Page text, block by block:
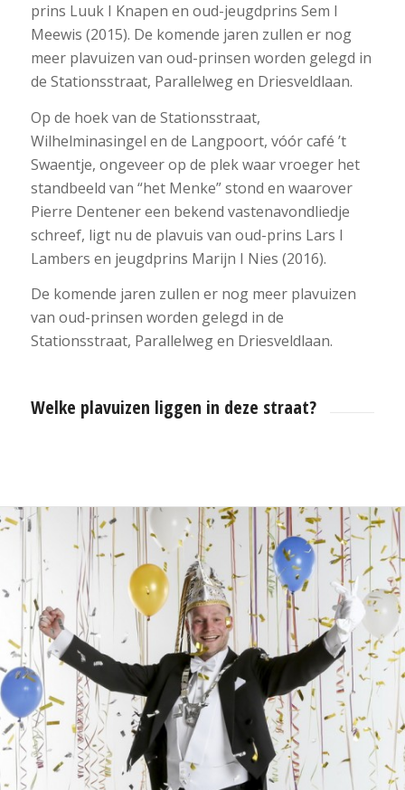
prins Luuk I Knapen en oud-jeugdprins Sem I
Meewis (2015). De komende jaren zullen er nog
meer plavuizen van oud-prinsen worden gelegd in
de Stationsstraat, Parallelweg en Driesveldlaan.
Op de hoek van de Stationsstraat,
Wilhelminasingel en de Langpoort, vóór café ’t
Swaentje, ongeveer op de plek waar vroeger het
standbeeld van “het Menke” stond en waarover
Pierre Dentener een bekend vastenavondliedje
schreef, ligt nu de plavuis van oud-prins Lars I
Lambers en jeugdprins Marijn I Nies (2016).
De komende jaren zullen er nog meer plavuizen
van oud-prinsen worden gelegd in de
Stationsstraat, Parallelweg en Driesveldlaan.
Welke plavuizen liggen in deze straat?